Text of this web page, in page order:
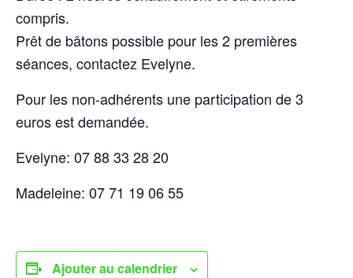
compris.
Prêt de bâtons possible pour les 2 premières
séances, contactez Evelyne.
Pour les non-adhérents une participation de 3
euros est demandée.
Evelyne: 07 88 33 28 20
Madeleine: 07 71 19 06 55
Ajouter au calendrier